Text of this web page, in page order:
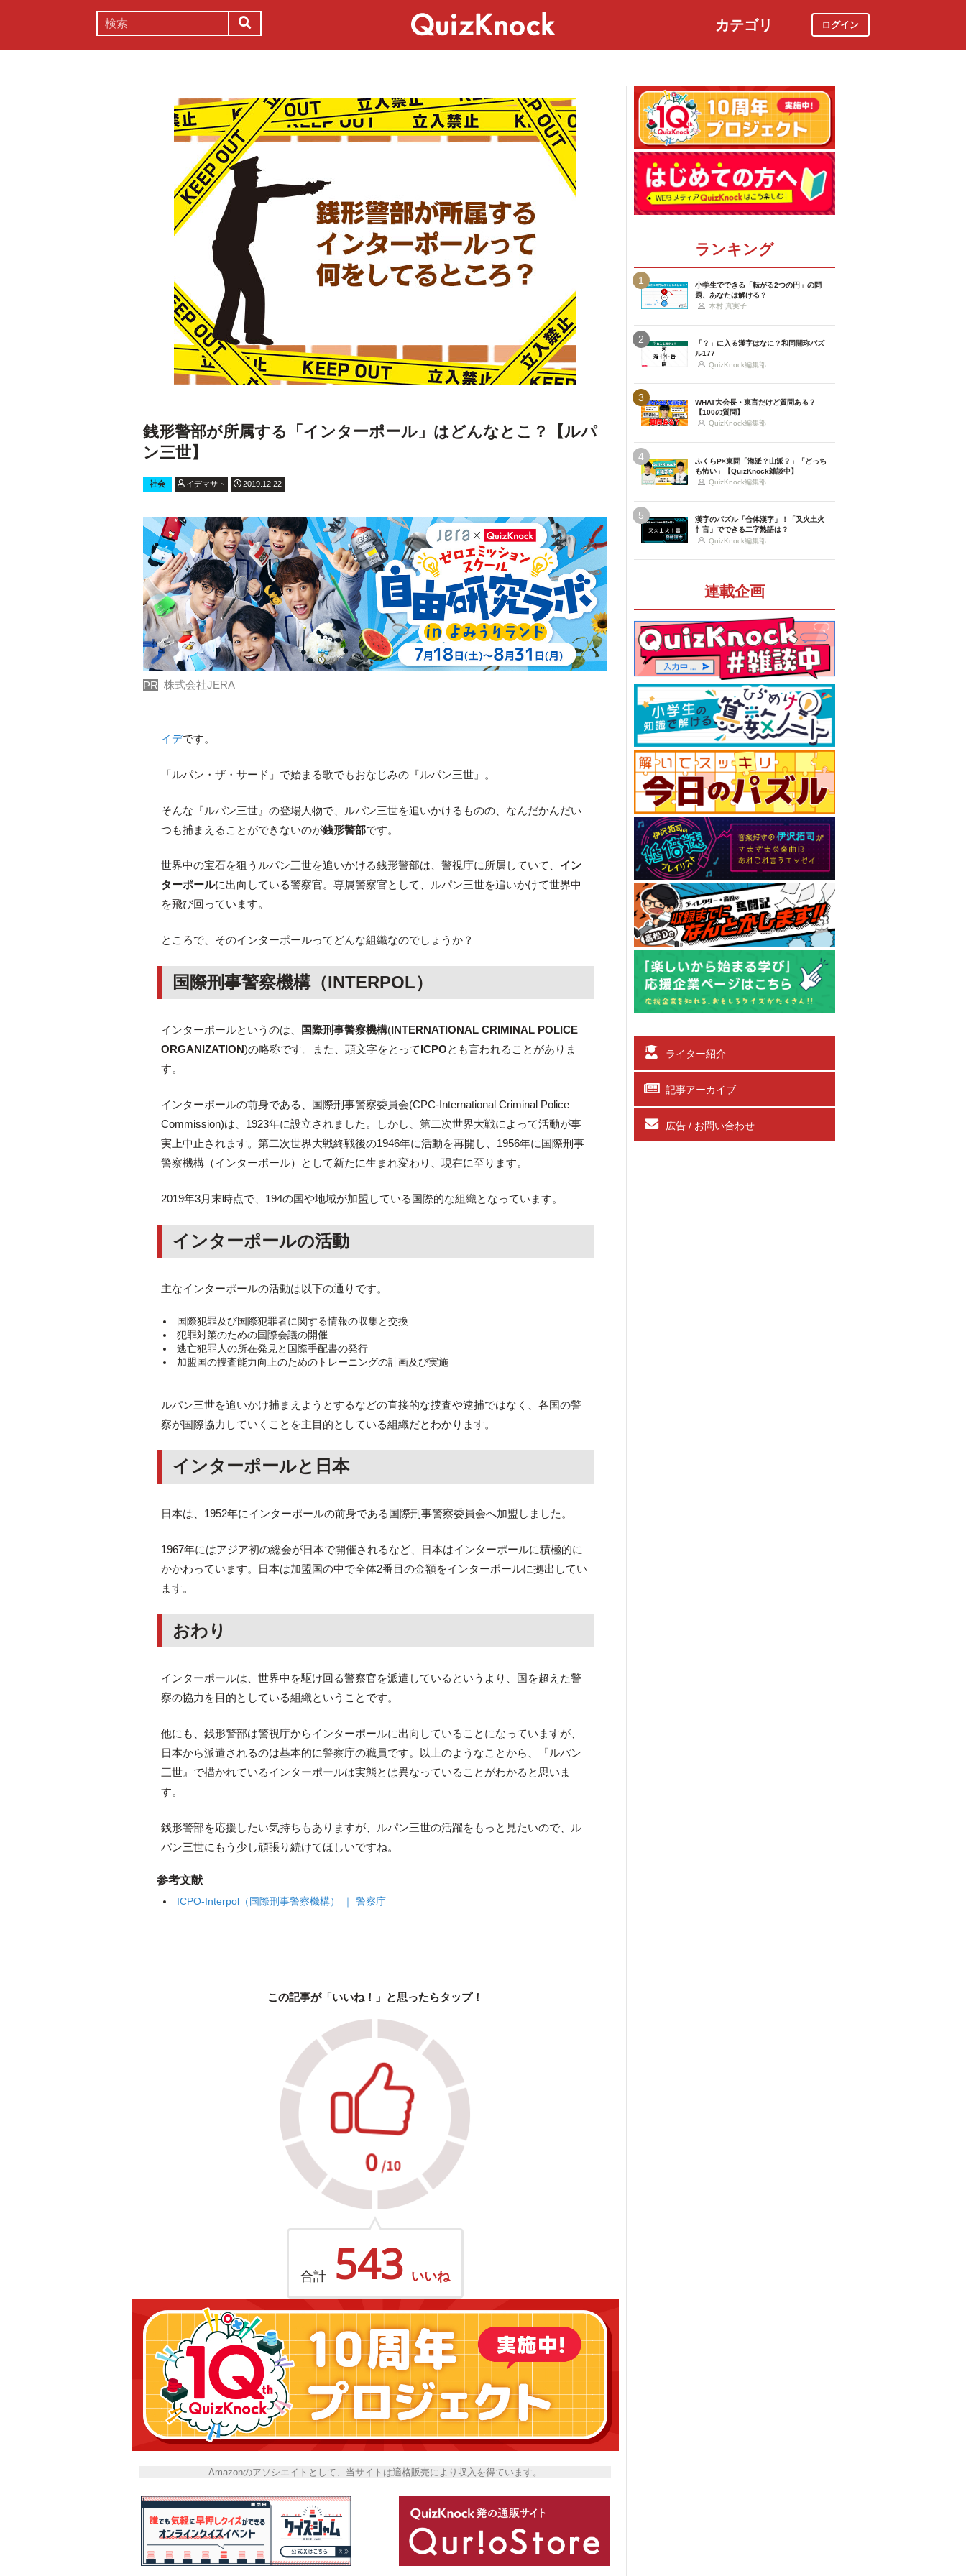
カテゴリ ログイン
銭形警部が所属する「インターポール」はどんなとこ？【ルパ
ン三世】
社会 イデマサト 2019.12.22
PR 株式会社JERA
イデです。
「ルパン・ザ・サード」で始まる歌でもおなじみの『ルパン三世』。
そんな『ルパン三世』の登場人物で、ルパン三世を追いかけるものの、なんだかんだい
つも捕まえることができないのが銭形警部です。
世界中の宝石を狙うルパン三世を追いかける銭形警部は、警視庁に所属していて、 イン
ターポールに出向している警察官。専属警察官として、ルパン三世を追いかけて世界中
を飛び回っています。
ところで、そのインターポールってどんな組織なのでしょうか？
国際刑事警察機構（INTERPOL）
インターポールというのは、 国際刑事警察機構(INTERNATIONAL CRIMINAL POLICE
ORGANIZATION)の略称です。また、頭文字をとってICPOとも言われることがありま
す。
インターポールの前身である、国際刑事警察委員会(CPC-International Criminal Police
Commission)は、1923年に設立されました。しかし、第二次世界大戦によって活動が事
実上中止されます。第二次世界大戦終戦後の1946年に活動を再開し、1956年に国際刑事
警察機構（インターポール）として新たに生まれ変わり、現在に至ります。
2019年3月末時点で、194の国や地域が加盟している国際的な組織となっています。
インターポールの活動
主なインターポールの活動は以下の通りです。
国際犯罪及び国際犯罪者に関する情報の収集と交換
犯罪対策のための国際会議の開催
逃亡犯罪人の所在発見と国際手配書の発行
加盟国の捜査能力向上のためのトレーニングの計画及び実施
ルパン三世を追いかけ捕まえようとするなどの直接的な捜査や逮捕ではなく、各国の警
察が国際協力していくことを主目的としている組織だとわかります。
インターポールと日本
日本は、1952年にインターポールの前身である国際刑事警察委員会へ加盟しました。
1967年にはアジア初の総会が日本で開催されるなど、日本はインターポールに積極的に
かかわっています。日本は加盟国の中で全体2番目の金額をインターポールに拠出してい
ます。
おわり
インターポールは、世界中を駆け回る警察官を派遣しているというより、国を超えた警
察の協力を目的としている組織ということです。
他にも、銭形警部は警視庁からインターポールに出向していることになっていますが、
日本から派遣されるのは基本的に警察庁の職員です。以上のようなことから、『ルパン
三世』で描かれているインターポールは実態とは異なっていることがわかると思いま
す。
銭形警部を応援したい気持ちもありますが、ルパン三世の活躍をもっと見たいので、ル
パン三世にもう少し頑張り続けてほしいですね。
参考文献
ICPO-Interpol（国際刑事警察機構） ｜ 警察庁
この記事が「いいね！」と思ったらタップ！
合計 543 いいね
Amazonのアソシエイトとして、当サイトは適格販売により収入を得ています。
ランキング
1
小学生でできる「転がる2つの円」の問
題、あなたは解ける？
木村 真実子
2
「？」に入る漢字はなに？和同開珎パズ
ル177
QuizKnock編集部
3
WHAT大会長・東言だけど質問ある？
【100の質問】
QuizKnock編集部
4
ふくらP×東問「海派？山派？」「どっち
も怖い」【QuizKnock雑談中】
QuizKnock編集部
5
漢字のパズル「合体漢字」！「又火土火
忄言」でできる二字熟語は？
QuizKnock編集部
連載企画
ライター紹介
記事アーカイブ
広告 / お問い合わせ